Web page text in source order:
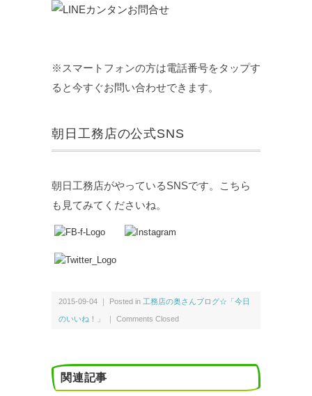
※スマートフォンの方は電話番号をタップす
ると今すぐお問い合わせできます。
朝日工務店の公式SNS
朝日工務店がやっているSNSです。こちら
も見てみてくださいね。
2015-09-04 ｜ Posted in 工務店の奥さんブログ☆「今日
のいいね！」 ｜ Comments Closed
関連記事